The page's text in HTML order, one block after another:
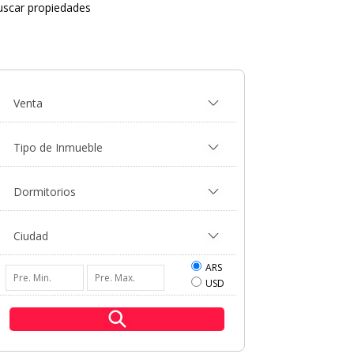
propiedades
ARS
USD